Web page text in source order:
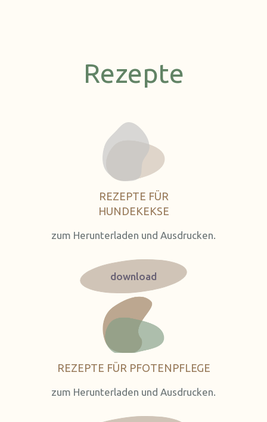
Rezepte
REZEPTE FÜR
HUNDEKEKSE
zum Herunterladen und Ausdrucken.
download
REZEPTE FÜR PFOTENPFLEGE
zum Herunterladen und Ausdrucken.